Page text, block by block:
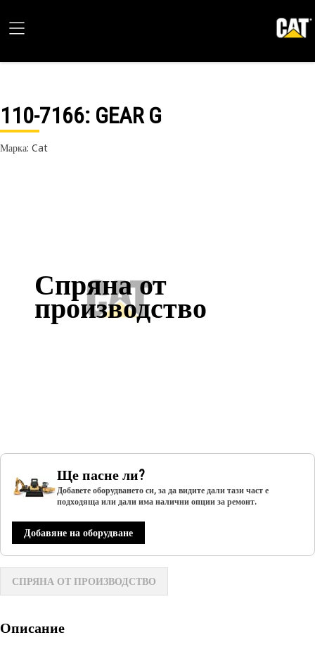
110-7166: GEAR G
Марка: Cat
Спряна от
производство
Ще пасне ли?
Добавете оборудването си, за да видите дали тази част е
подходяща или дали има налични опции за ремонт.
Добавяне на оборудване
СПРЯНА ОТ ПРОИЗВОДСТВО
Описание